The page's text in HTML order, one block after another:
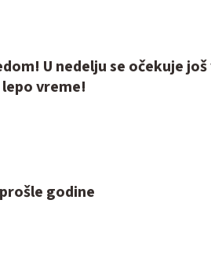
U nedelju se očekuje još
vreme!
godine